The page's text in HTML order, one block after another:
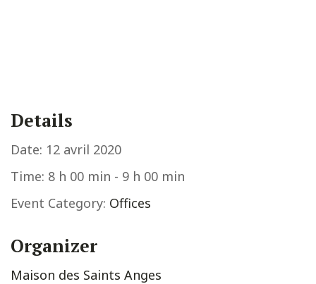
Details
Date: 12 avril 2020
Time: 8 h 00 min - 9 h 00 min
Event Category: Offices
Organizer
Maison des Saints Anges